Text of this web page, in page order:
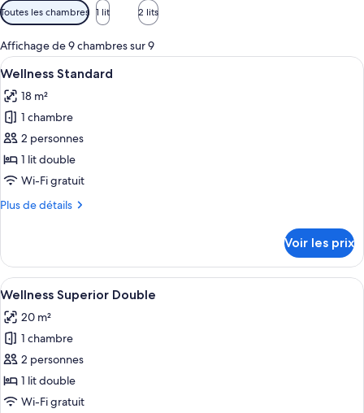
Filtres
disponibles
pour
les
chambres
Toutes les chambres 1 lit 2 lits
Affichage de 9 chambres sur 9
Afficher
toutes
les
photos
pour
ce
type
chambre :
Une chambre d’hôtel comprenant
11
Wellness Standard
18 m²
1 chambre
2 personnes
1 lit double
Wi-Fi gratuit
Plus de détails
Plus
le
type
de
Wellness
Standard
Voir les prix
Afficher
toutes
les
photos
pour
ce
type
Une chambre d’hôtel comprenant
12
Wellness Superior Double
20 m²
1 chambre
2 personnes
1 lit double
Wi-Fi gratuit